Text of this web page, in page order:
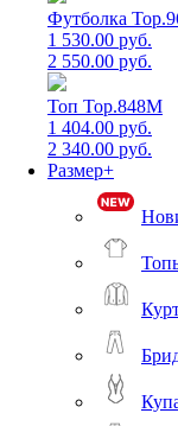
Футболка
1 530.00 руб.
2 550.00 руб.
Топ Top.848M
1 404.00 руб.
2 340.00 руб.
Размер+